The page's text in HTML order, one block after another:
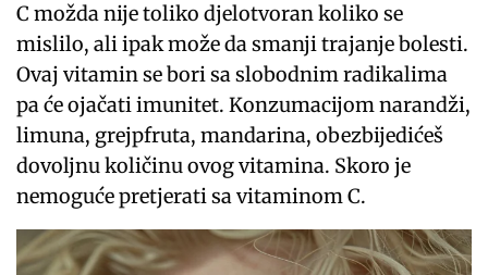
C možda nije toliko djelotvoran koliko se
mislilo, ali ipak može da smanji trajanje bolesti.
Ovaj vitamin se bori sa slobodnim radikalima
pa će ojačati imunitet. Konzumacijom narandži,
limuna, grejpfruta, mandarina, obezbijedićeš
dovoljnu količinu ovog vitamina. Skoro je
nemoguće pretjerati sa vitaminom C.